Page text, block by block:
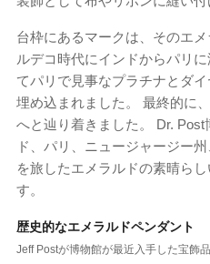
台枠にあるマークは、そのエ
ルデコ時代にインドからパリ
てパリで見事なプラチナとダ
埋め込まれました。 最終的に
へと辿り着きました。 Dr.
ド、パリ、ニュージャージー
を旅したエメラルドの素晴ら
す。
歴史的なエメラルドペンダント
Jeff Postが博物館が最近入手した宝飾